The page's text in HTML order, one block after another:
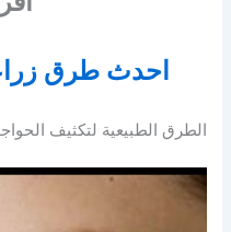
احدث طرق
الطرق الطبيعية لتكثيف